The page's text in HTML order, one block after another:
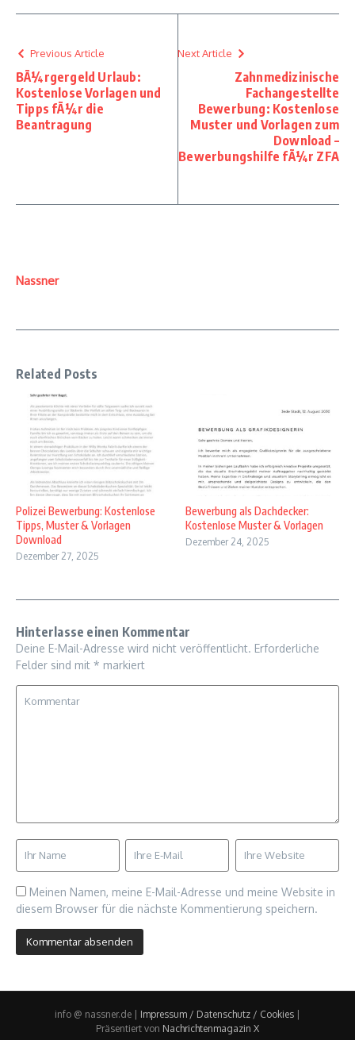
Previous Article
BÃ¼rgergeld Urlaub:
Kostenlose Vorlagen und
Tipps fÃ¼r die
Beantragung
Next Article
Zahnmedizinische
Fachangestellte
Bewerbung: Kostenlose
Muster und Vorlagen zum
Download –
Bewerbungshilfe fÃ¼r ZFA
Nassner
Related Posts
Polizei Bewerbung: Kostenlose
Tipps, Muster & Vorlagen
Download
Dezember 27, 2025
Bewerbung als Dachdecker:
Kostenlose Muster & Vorlagen
Dezember 24, 2025
Hinterlasse einen Kommentar
Deine E-Mail-Adresse wird nicht veröffentlicht. Erforderliche
Felder sind mit * markiert
Meinen Namen, meine E-Mail-Adresse und meine Website in
diesem Browser für die nächste Kommentierung speichern.
info @ nassner.de | Impressum / Datenschutz / Cookies
Präsentiert von Nachrichtenmagazin X